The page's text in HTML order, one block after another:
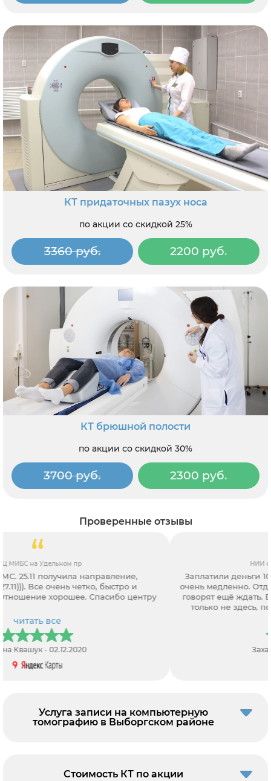
КТ придаточных пазух носа
по акции со скидкой 25%
3360 руб. 2200 руб.
КТ брюшной полости
по акции со скидкой 30%
3700 руб. 2300 руб.
Проверенные отзывы
Заплатили деньги 10 000р за КТ. Очередь продвигается
очень медленно. Отдал уже все документы. 3 часа ждём, и
говорят ещё ждать. Если вам нужно срочно сделать КТ то
только не здесь, потому что вы потратитите не только
время, здоровье, и время. В доугом любом месте делают
Захар Алмазов - 25.05.2021
Услуга записи на компьютерную
томографию в Выборгском районе
Стоимость КТ по акции